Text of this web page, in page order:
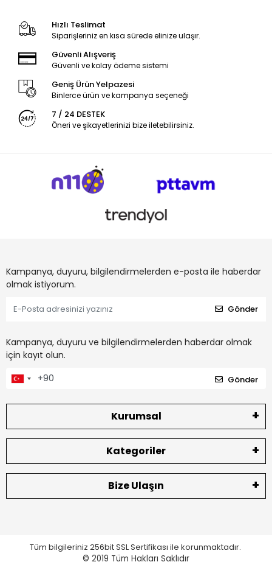
Hızlı Teslimat
Siparişleriniz en kısa sürede elinize ulaşır.
Güvenli Alışveriş
Güvenli ve kolay ödeme sistemi
Geniş Ürün Yelpazesi
Binlerce ürün ve kampanya seçeneği
7 / 24 DESTEK
Öneri ve şikayetlerinizi bize iletebilirsiniz.
Kampanya, duyuru, bilgilendirmelerden e-posta ile haberdar
olmak istiyorum.
Gönder
Kampanya, duyuru ve bilgilendirmelerden haberdar olmak
için kayıt olun.
Gönder
Kurumsal
Kategoriler
Bize Ulaşın
Tüm bilgileriniz 256bit SSL Sertifikası ile korunmaktadır.
© 2019 Tüm Hakları Saklıdır